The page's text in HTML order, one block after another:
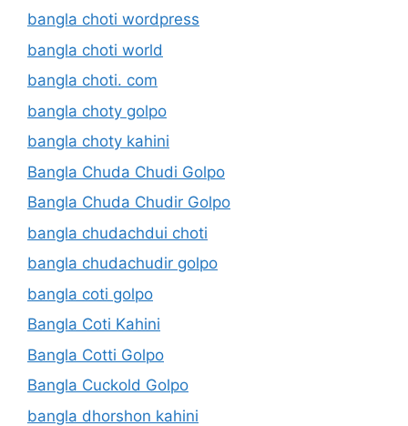
bangla choti wordpress
bangla choti world
bangla choti. com
bangla choty golpo
bangla choty kahini
Bangla Chuda Chudi Golpo
Bangla Chuda Chudir Golpo
bangla chudachdui choti
bangla chudachudir golpo
bangla coti golpo
Bangla Coti Kahini
Bangla Cotti Golpo
Bangla Cuckold Golpo
bangla dhorshon kahini